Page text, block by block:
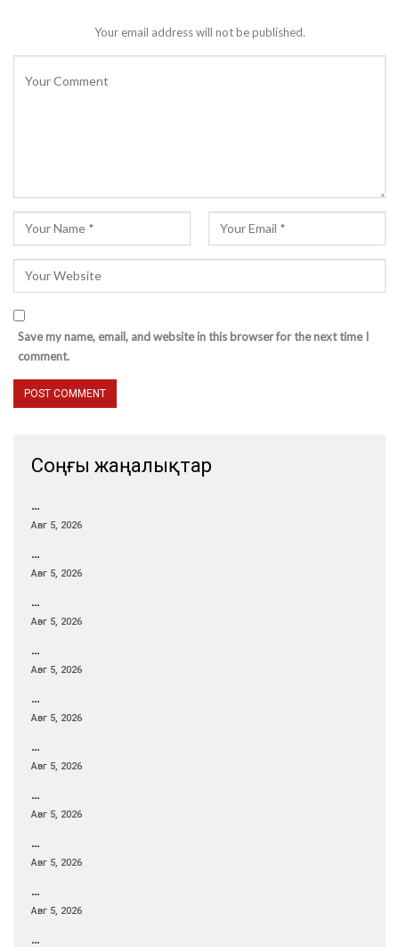
Your email address will not be published.
Save my name, email, and website in this browser for the next time I
comment.
Соңғы жаңалықтар
…
Авг 5, 2026
…
Авг 5, 2026
…
Авг 5, 2026
…
Авг 5, 2026
…
Авг 5, 2026
…
Авг 5, 2026
…
Авг 5, 2026
…
Авг 5, 2026
…
Авг 5, 2026
…